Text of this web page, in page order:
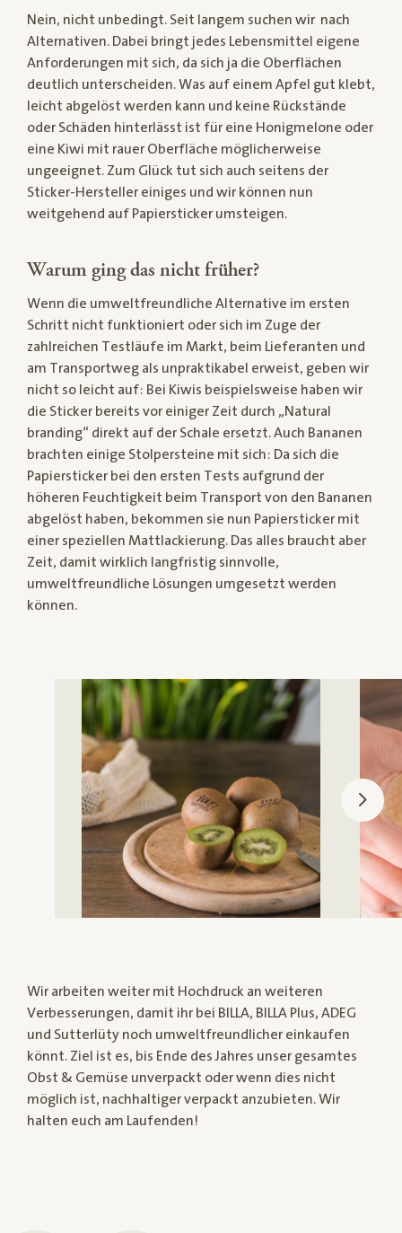
Nein, nicht unbedingt. Seit langem suchen wir nach
Alternativen. Dabei bringt jedes Lebensmittel eigene
Anforderungen mit sich, da sich ja die Oberflächen
deutlich unterscheiden. Was auf einem Apfel gut klebt,
leicht abgelöst werden kann und keine Rückstände
oder Schäden hinterlässt ist für eine Honigmelone oder
eine Kiwi mit rauer Oberfläche möglicherweise
ungeeignet. Zum Glück tut sich auch seitens der
Sticker-Hersteller einiges und wir können nun
weitgehend auf Papiersticker umsteigen.
Warum ging das nicht früher?
Wenn die umweltfreundliche Alternative im ersten
Schritt nicht funktioniert oder sich im Zuge der
zahlreichen Testläufe im Markt, beim Lieferanten und
am Transportweg als unpraktikabel erweist, geben wir
nicht so leicht auf: Bei Kiwis beispielsweise haben wir
die Sticker bereits vor einiger Zeit durch „Natural
branding“ direkt auf der Schale ersetzt. Auch Bananen
brachten einige Stolpersteine mit sich: Da sich die
Papiersticker bei den ersten Tests aufgrund der
höheren Feuchtigkeit beim Transport von den Bananen
abgelöst haben, bekommen sie nun Papiersticker mit
einer speziellen Mattlackierung. Das alles braucht aber
Zeit, damit wirklich langfristig sinnvolle,
umweltfreundliche Lösungen umgesetzt werden
können.
Wir arbeiten weiter mit Hochdruck an weiteren
Verbesserungen, damit ihr bei BILLA, BILLA Plus, ADEG
und Sutterlüty noch umweltfreundlicher einkaufen
könnt. Ziel ist es, bis Ende des Jahres unser gesamtes
Obst & Gemüse unverpackt oder wenn dies nicht
möglich ist, nachhaltiger verpackt anzubieten. Wir
halten euch am Laufenden!